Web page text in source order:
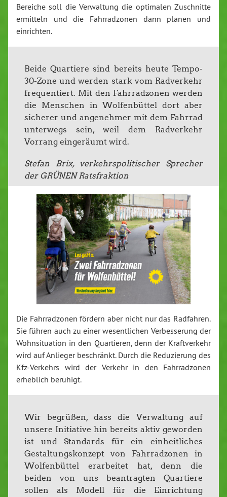
Bereiche soll die Verwaltung die optimalen Zuschnitte
ermitteln und die Fahrradzonen dann planen und
einrichten.
Beide Quartiere sind bereits heute Tempo-
30-Zone und werden stark vom Radverkehr
frequentiert. Mit den Fahrradzonen werden
die Menschen in Wolfenbüttel dort aber
sicherer und angenehmer mit dem Fahrrad
unterwegs sein, weil dem Radverkehr
Vorrang eingeräumt wird.
Stefan Brix, verkehrspolitischer Sprecher
der GRÜNEN Ratsfraktion
Die Fahrradzonen fördern aber nicht nur das Radfahren.
Sie führen auch zu einer wesentlichen Verbesserung der
Wohnsituation in den Quartieren, denn der Kraftverkehr
wird auf Anlieger beschränkt. Durch die Reduzierung des
Kfz-Verkehrs wird der Verkehr in den Fahrradzonen
erheblich beruhigt.
Wir begrüßen, dass die Verwaltung auf
unsere Initiative hin bereits aktiv geworden
ist und Standards für ein einheitliches
Gestaltungskonzept von Fahrradzonen in
Wolfenbüttel erarbeitet hat, denn die
beiden von uns beantragten Quartiere
sollen als Modell für die Einrichtung